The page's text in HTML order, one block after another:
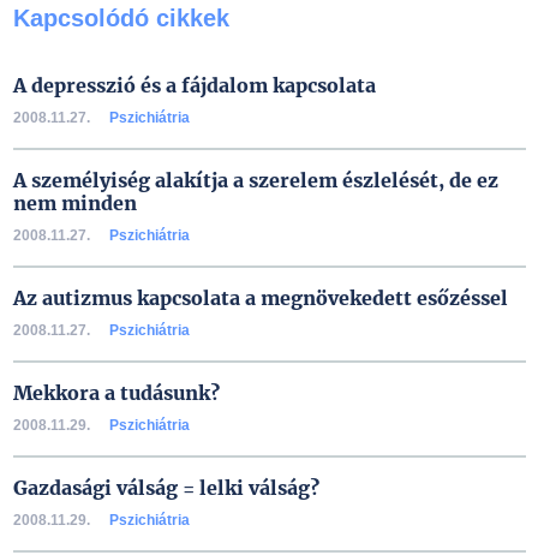
Kapcsolódó cikkek
A depresszió és a fájdalom kapcsolata
2008.11.27. Pszichiátria
A személyiség alakítja a szerelem észlelését, de ez
nem minden
2008.11.27. Pszichiátria
Az autizmus kapcsolata a megnövekedett esőzéssel
2008.11.27. Pszichiátria
Mekkora a tudásunk?
2008.11.29. Pszichiátria
Gazdasági válság = lelki válság?
2008.11.29. Pszichiátria